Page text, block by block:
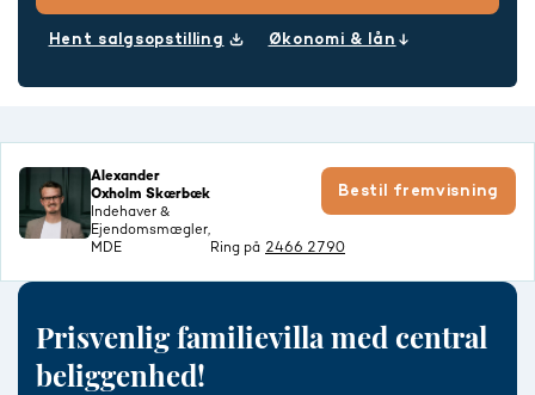
Hent salgsopstilling Økonomi & lån
Alexander
Oxholm Skærbæk
Indehaver &
Ejendomsmægler,
MDE
Bestil fremvisning
Ring på 2466 2790
Prisvenlig familievilla med central
beliggenhed!